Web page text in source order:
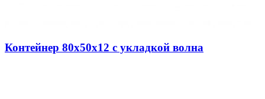
Контейнер 80х50х12 с укладкой волна